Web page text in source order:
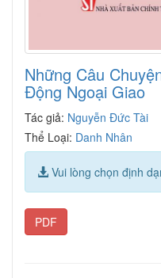
Những Câu
Động Ngoại Giao
Tác giả: Nguyễn Đức Tài
Thể Loại: Danh Nhân
Vui lòng chọn định
PDF